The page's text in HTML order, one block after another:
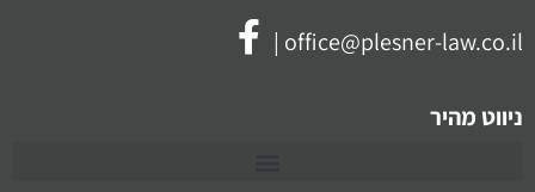
office@plesner-law.co.il
|
ניווט מהיר